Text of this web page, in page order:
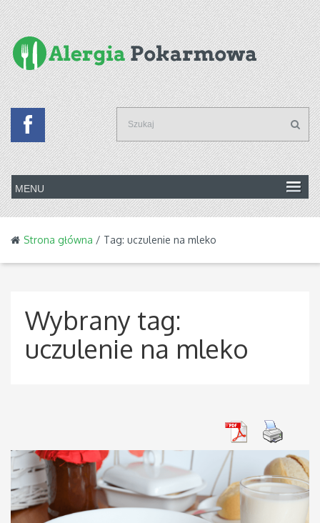
Strona główna / Tag: uczulenie na mleko
Wybrany tag:
uczulenie na mleko